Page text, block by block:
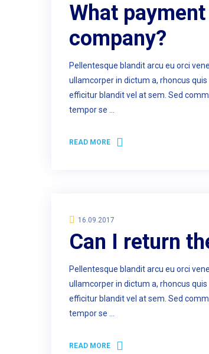
What
company?
Pellentesque blandit arcu eu orci
ullamcorper in dictum a, rhoncus
efficitur blandit vel at sem. Sed
tempor se …
READ MORE
16.09.2017
Can I return
Pellentesque blandit arcu eu orci
ullamcorper in dictum a, rhoncus
efficitur blandit vel at sem. Sed
tempor se …
READ MORE